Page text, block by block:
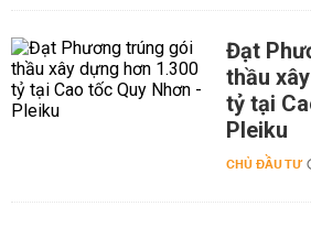
Đạt
thầu
tỷ tại
Pleiku
CHỦ ĐẦU TƯ